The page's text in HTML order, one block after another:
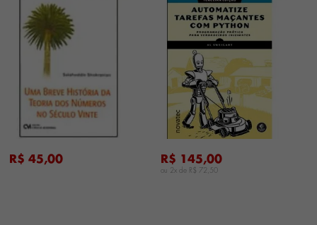
R$ 45,00 R$ 145,00
ou 2x de R$ 72,50